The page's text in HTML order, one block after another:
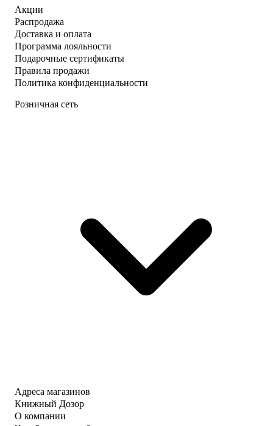
Акции
Распродажа
Доставка и оплата
Программа лояльности
Подарочные сертификаты
Правила продажи
Политика конфиденциальности
Розничная сеть
Адреса магазинов
Книжный Дозор
О компании